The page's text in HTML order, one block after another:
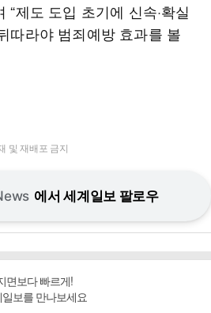
“제도 도입 초기에 신속·확실
따라야 범죄예방 효과를 볼
및 재배포 금지
에서 세계일보 팔로우
면보다 빠르게!
보를 만나보세요